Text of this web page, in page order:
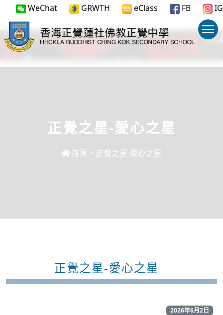
WeChat GRWTH eClass FB IG
正覺之星-愛心之星
首頁 > 正覺之星-愛心之星
正覺之星-愛心之星
2026年6月2日